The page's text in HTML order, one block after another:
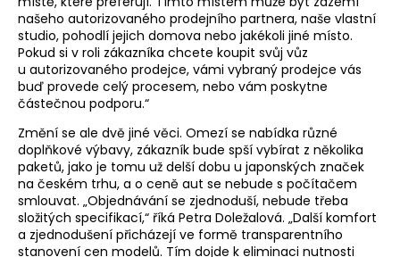
našeho autorizovaného prodejního partnera, naše vlastní
studio, pohodlí jejich domova nebo jakékoli jiné místo.
Pokud si v roli zákazníka chcete koupit svůj vůz
u autorizovaného prodejce, vámi vybraný prodejce vás
buď provede celý procesem, nebo vám poskytne
částečnou podporu.“
Změní se ale dvě jiné věci. Omezí se nabídka různé
doplňkové výbavy, zákazník bude spší vybírat z několika
paketů, jako je tomu už delší dobu u japonských značek
na českém trhu, a o ceně aut se nebude s počítačem
smlouvat. „Objednávání se zjednoduší, nebude třeba
složitých specifikací,“ říká Petra Doležalová. „Další komfort
a zjednodušení přicházejí ve formě transparentního
stanovení cen modelů. Tím dojde k eliminaci nutnosti